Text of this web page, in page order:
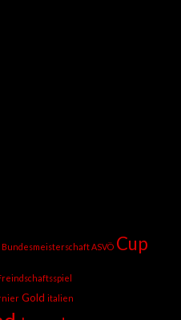
Bundesmeisterschaft ASVÖ Cup
Gold italien